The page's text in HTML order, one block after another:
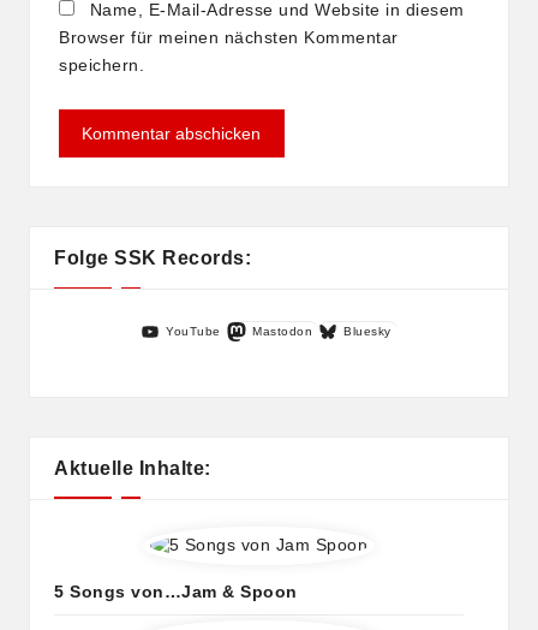
Name, E-Mail-Adresse und Website in diesem
Browser für meinen nächsten Kommentar
speichern.
Folge SSK Records:
YouTube Mastodon Bluesky
Aktuelle Inhalte:
5 Songs von…Jam & Spoon